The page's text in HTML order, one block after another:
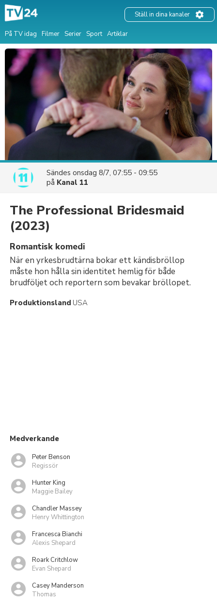
På TV idag Filmer Serier Sport Artiklar
Ställ in dina kanaler
Sändes onsdag 8/7, 07:55 - 09:55
på Kanal 11
The Professional Bridesmaid
(2023)
Romantisk komedi
När en yrkesbrudtärna bokar ett kändisbröllop
måste hon hålla sin identitet hemlig för både
brudföljet och reportern som bevakar bröllopet.
Produktionsland USA
Medverkande
Peter Benson
Regissör
Hunter King
Maggie Bailey
Chandler Massey
Henry Whittington
Francesca Bianchi
Alexis Shepard
Roark Critchlow
Evan Shepard
Casey Manderson
Thomas